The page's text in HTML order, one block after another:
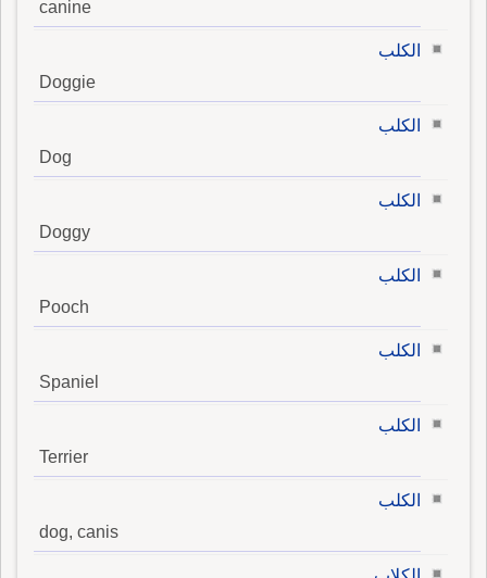
canine
الكلب
Doggie
الكلب
Dog
الكلب
Doggy
الكلب
Pooch
الكلب
Spaniel
الكلب
Terrier
الكلب
dog, canis